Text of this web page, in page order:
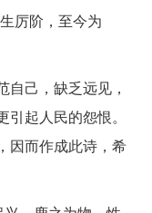
厉阶，至今为
自己，缺乏远见，
起人民的怨恨。
因而作成此诗，希